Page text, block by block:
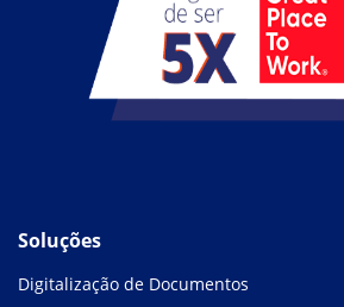
Soluções
Digitalização de Documentos